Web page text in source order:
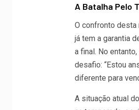
A Batalha Pelo
O confronto
já tem a garantia
a final. No
desafio: “Estou
diferente para
A situação atual